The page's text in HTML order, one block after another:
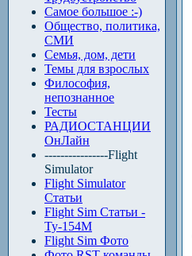
Самое большое :-)
Общество, политика,
СМИ
Семья, дом, дети
Темы для взрослых
Философия,
непознанное
Тесты
РАДИОСТАНЦИИ
ОнЛайн
----------------Flight
Simulator
Flight Simulator
Статьи
Flight Sim Статьи -
Ту-154М
Flight Sim Фото